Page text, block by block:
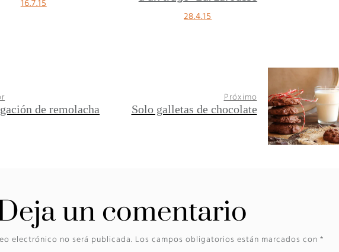
de remolacha
Próximo
Solo galletas de chocolate
un comentario
electrónico no será publicada. Los campos obligatorios están marcados con *